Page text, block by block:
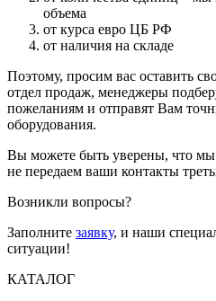
объема
от курса евро ЦБ РФ
от наличия на складе
Поэтому, просим вас оставить
отдел продаж, менеджеры
пожеланиям и отправят Вам
оборудования.
Вы можете быть уверены, что мы
не передаем ваши контакты
Возникли вопросы?
Заполните заявку, и наши
ситуации!
КАТАЛОГ